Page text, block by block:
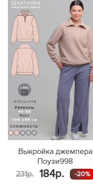
Выкройка джемпера
Поузи998
231р.
184р. -20%